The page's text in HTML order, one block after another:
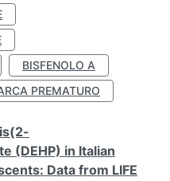
BISFENOLO A
PREMATURO
(DEHP) in Italian
Data from LIFE